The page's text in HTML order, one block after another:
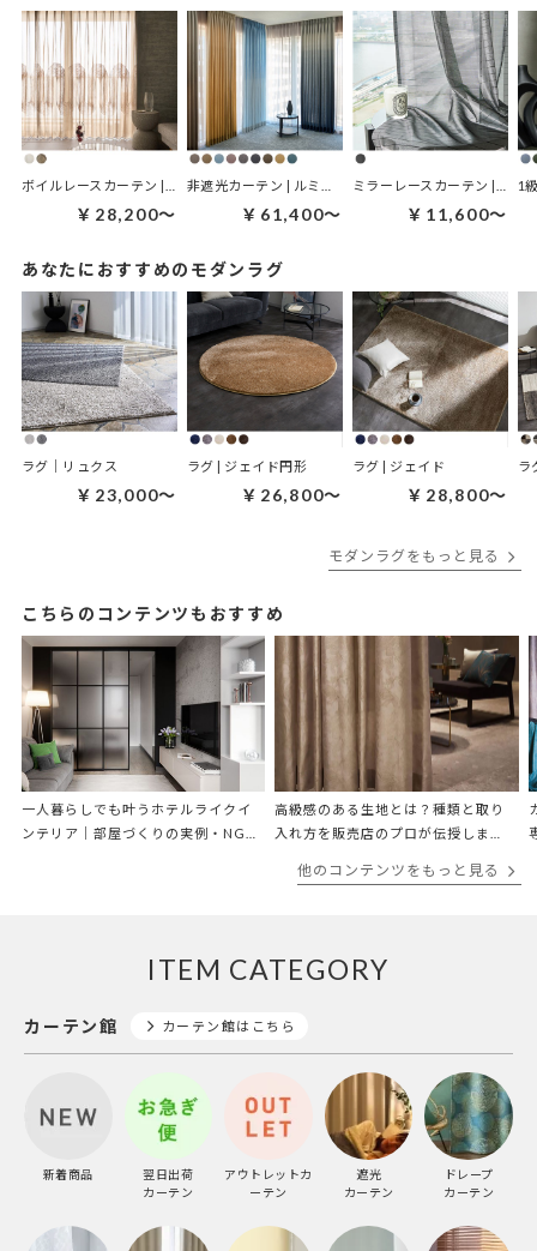
￥28,200～ ￥61,400～ ￥11,600～
1
あなたにおすすめのモダンラグ
ラグ｜リュクス
￥23,000～
ラグ | ジェイド円形
￥26,800～
ラグ | ジェイド
￥28,800～
ラ
モダンラグをもっと見る
こちらのコンテンツもおすすめ
一人暮らしでも叶うホテルライクイ
ンテリア｜部屋づくりの実例・NG例
高級感のある生地とは？種類と取り
入れ方を販売店のプロが伝授しま
他のコンテンツをもっと見る
ITEM CATEGORY
カーテン館 カーテン館はこちら
新着商品
翌日出荷
カーテン
アウトレットカ
ーテン
遮光
カーテン
ドレープ
カーテン